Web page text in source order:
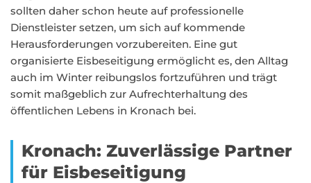
sollten daher schon heute auf professionelle
Dienstleister setzen, um sich auf kommende
Herausforderungen vorzubereiten. Eine gut
organisierte Eisbeseitigung ermöglicht es, den Alltag
auch im Winter reibungslos fortzuführen und trägt
somit maßgeblich zur Aufrechterhaltung des
öffentlichen Lebens in Kronach bei.
Kronach: Zuverlässige Partner
für Eisbeseitigung